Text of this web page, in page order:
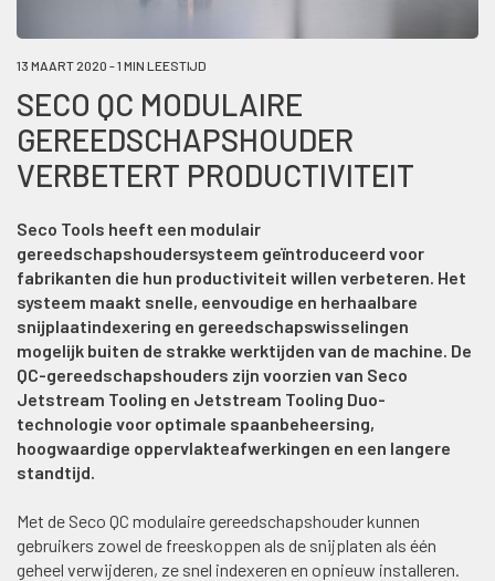
13 MAART 2020 - 1 MIN LEESTIJD
SECO QC MODULAIRE
GEREEDSCHAPSHOUDER
VERBETERT PRODUCTIVITEIT
Seco Tools heeft een modulair
gereedschapshoudersysteem geïntroduceerd voor
fabrikanten die hun productiviteit willen verbeteren. Het
systeem maakt snelle, eenvoudige en herhaalbare
snijplaatindexering en gereedschapswisselingen
mogelijk buiten de strakke werktijden van de machine. De
QC-gereedschapshouders zijn voorzien van Seco
Jetstream Tooling en Jetstream Tooling Duo-
technologie voor optimale spaanbeheersing,
hoogwaardige oppervlakteafwerkingen en een langere
standtijd.
Met de Seco QC modulaire gereedschapshouder kunnen
gebruikers zowel de freeskoppen als de snijplaten als één
geheel verwijderen, ze snel indexeren en opnieuw installeren.